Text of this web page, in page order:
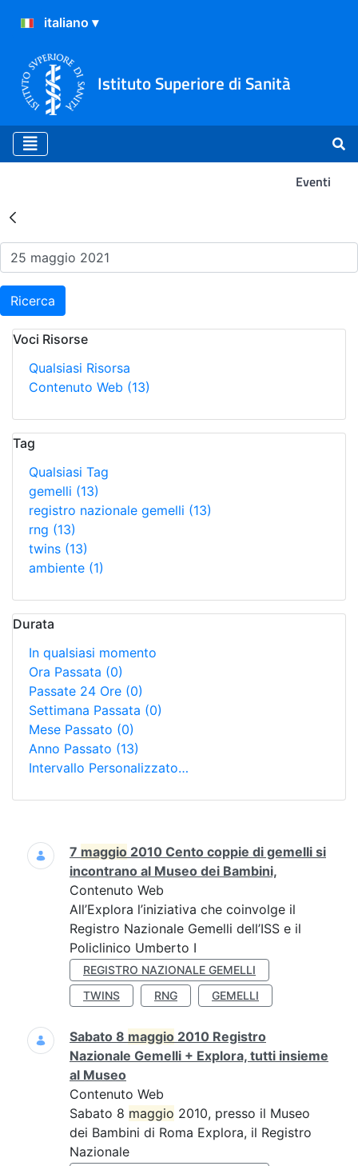
Istituto Superiore di Sanità
Eventi
Risultati della Ricerca -
Ricerca
Voci Risorse
Qualsiasi Risorsa
Contenuto Web (13)
Tag
Qualsiasi Tag
gemelli (13)
registro nazionale gemelli (13)
rng (13)
twins (13)
ambiente (1)
Durata
In qualsiasi momento
Ora Passata (0)
Passate 24 Ore (0)
Settimana Passata (0)
Mese Passato (0)
Anno Passato (13)
Intervallo Personalizzato…
Ricerca
7 maggio 2010 Cento coppie di gemelli si
incontrano al Museo dei Bambini,
Contenuto Web
All’Explora l’iniziativa che coinvolge il
Registro Nazionale Gemelli dell’ISS e il
Policlinico Umberto I
REGISTRO NAZIONALE GEMELLI
TWINS
RNG GEMELLI
Sabato 8 maggio 2010 Registro
Nazionale Gemelli + Explora, tutti insieme
al Museo
Contenuto Web
Sabato 8 maggio 2010, presso il Museo
dei Bambini di Roma Explora, il Registro
Nazionale